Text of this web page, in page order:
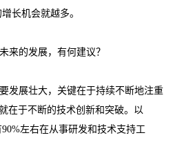
长机会就越多。
的发展，有何建议？
展壮大，关键在于持续不断地注重
在于不断的技术创新和突破。以
左右在从事研发和技术支持工